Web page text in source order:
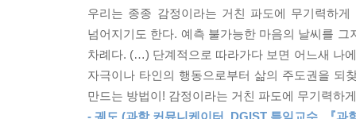
--- p.177~178 「테스토스테론」 중에서
극심한 우울증에서 벗어났을 때 깨달은 건, 사회
습관도 괜찮았지만, 진짜 문제는 사회를 지배하
리는 게 성공이라 믿었지만, 실은 전부 엉터리였
는 일. 그 상태에 도달하면 무엇이든 할 수 있다.
실제로 호르몬은 우리의 판단과 태도에 막대한
감정이 호르몬의 영역이기에 발생한다. 저자는
방법과 그랬을 때의 긍정적인 효과를 소개한다.
공들여 준비한 회의를 성공적으로 마치고 싶다
음악을 들으며 테스토스테론을 분비시켜 진취적
우리는 종종 감정이라는 거친 파도에 무기력하
넘어지기도 한다. 예측 불가능한 마음의 날씨를
차례다. (…) 단계적으로 따라가다 보면 어느새 나
자극이나 타인의 행동으로부터 삶의 주도권을 되
만드는 방법이! 감정이라는 거친 파도에 무기력하
- 궤도 (과학 커뮤니케이터, DGIST 특임교수, 『과